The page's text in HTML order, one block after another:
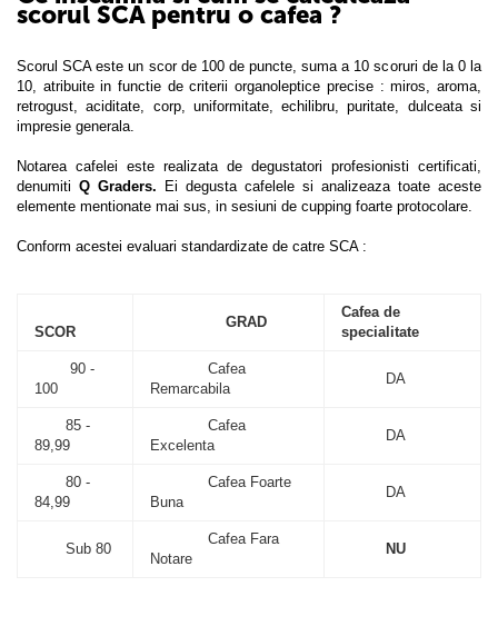
scorul SCA pentru o cafea ?
Scorul SCA este un scor de 100 de puncte, suma a 10 scoruri de la 0 la
10, atribuite in functie de criterii organoleptice precise : miros, aroma,
retrogust, aciditate, corp, uniformitate, echilibru, puritate, dulceata si
impresie generala.
Notarea cafelei este realizata de degustatori profesionisti certificati,
denumitiQ Graders. Ei degusta cafelele si analizeaza toate aceste
elemente mentionate mai sus, in sesiuni de cupping foarte protocolare.
Conform acestei evaluari standardizate de catre SCA :
SCOR
GRAD
Cafea de
specialitate
90 -
100
Cafea
Remarcabila
DA
85 -
89,99
Cafea
Excelenta
DA
80 -
84,99
Cafea Foarte
Buna
DA
Sub 80
Cafea Fara
Notare
NU